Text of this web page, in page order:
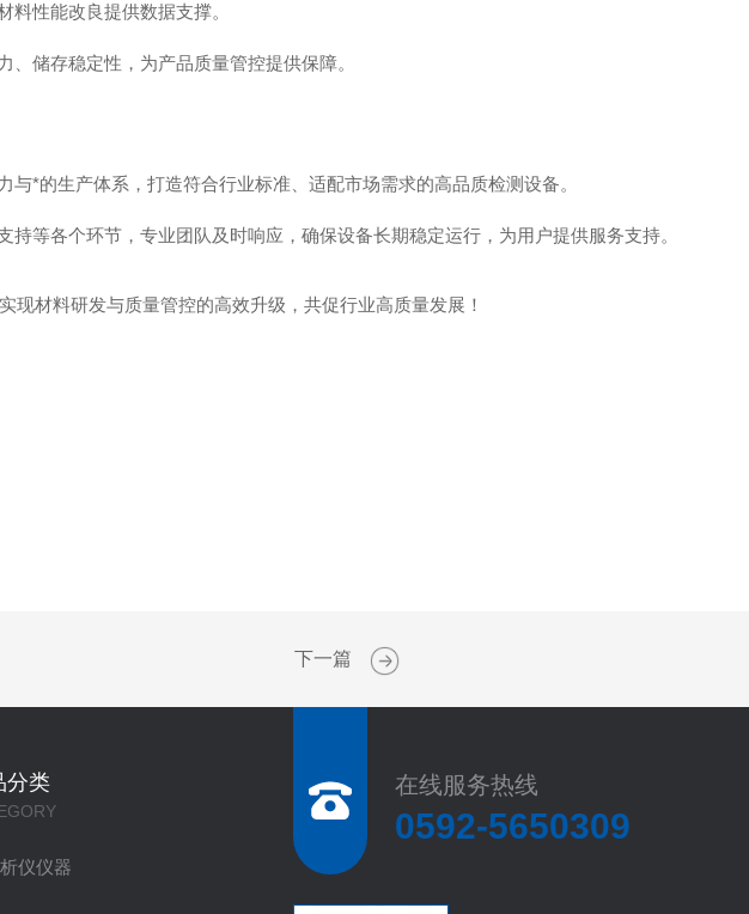
料性能改良提供数据支撑。
储存稳定性，为产品质量管控提供保障。
*的生产体系，打造符合行业标准、适配市场需求的高品质检测设备。
等各个环节，专业团队及时响应，确保设备长期稳定运行，为用户提供服务支持。
材料研发与质量管控的高效升级，共促行业高质量发展！
下一篇
分类
仪仪器
在线服务热线
0592-5650309